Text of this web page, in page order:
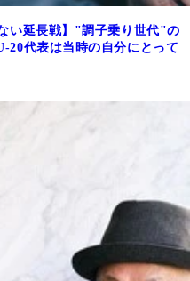
い延長戦】"調子乗り世代"の
20代表は当時の自分にとって